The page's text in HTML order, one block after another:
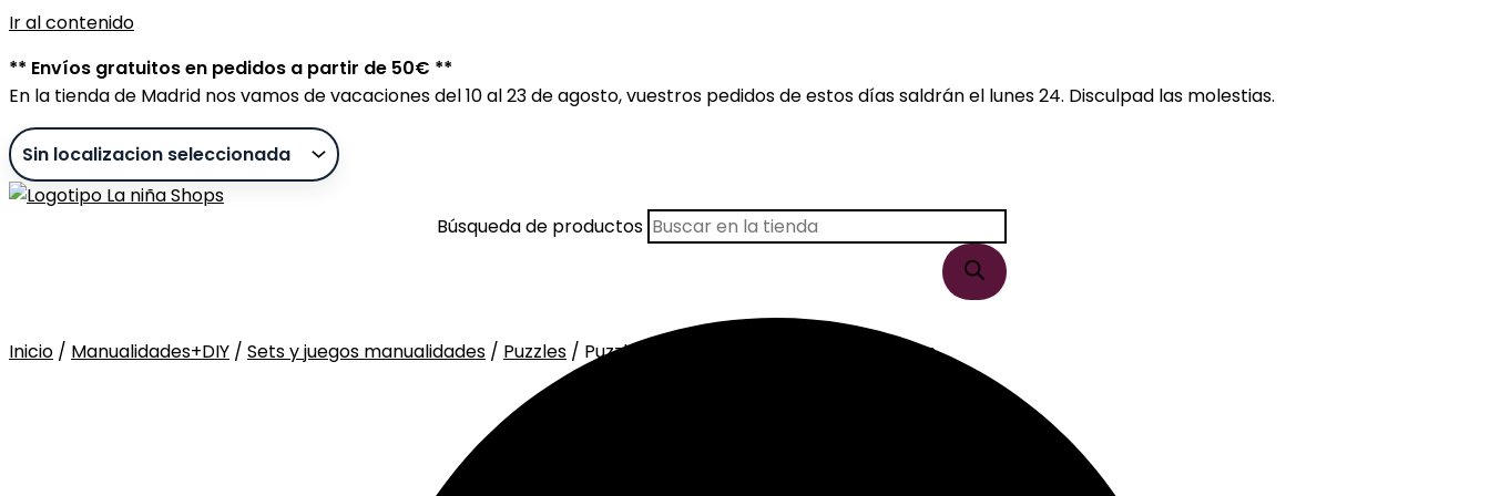
Ir al contenido
** Envíos gratuitos en pedidos a partir de 50€ **
En la tienda de Madrid nos vamos de vacaciones del 10 al 23 de agosto, vuestros pedidos de estos días saldrán el lunes 24. Disculpad las molestias.
Búsqueda de productos
Inicio / Manualidades+DIY / Sets y juegos manualidades / Puzzles / Puzzle Animales De La Granja Y Números
Sin stock